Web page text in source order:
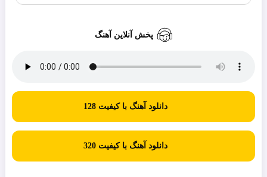
پخش آنلاین آهنگ
دانلود آهنگ با کیفیت 128
دانلود آهنگ با کیفیت 320